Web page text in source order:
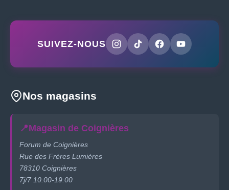
SUIVEZ-NOUS
Nos magasins
📍Magasin de Coignières
Forum de Coignières
Rue des Frères Lumières
78310 Coignières
7j/7 10:00-19:00